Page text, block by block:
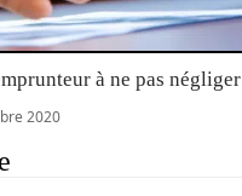
à ne pas négliger
2020